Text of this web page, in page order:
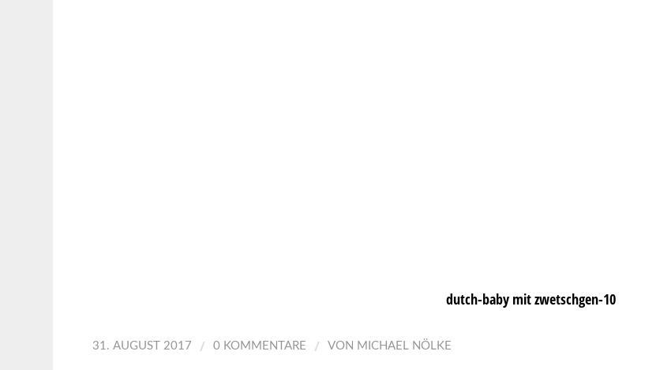
dutch-baby mit zwetschgen-10
31. AUGUST 2017 / 0 KOMMENTARE / VON MICHAEL NÖLKE